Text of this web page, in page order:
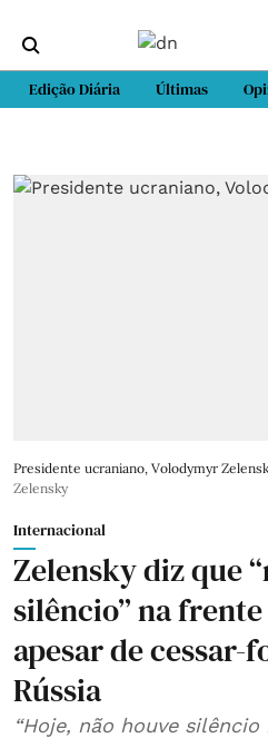
Edição Diária Últimas
Presidente ucraniano, Volodymyr
Zelensky
Internacional
Zelensky diz que
silêncio” na
apesar de cessar-
Rússia
“Hoje, não houve